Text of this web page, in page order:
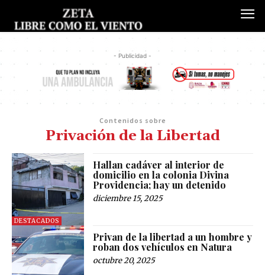
- Publicidad -
Contenidos sobre
Privación de la Libertad
DESTACADOS
Hallan cadáver al interior de
domicilio en la colonia Divina
Providencia; hay un detenido
diciembre 15, 2025
Privan de la libertad a un hombre y
roban dos vehículos en Natura
octubre 20, 2025